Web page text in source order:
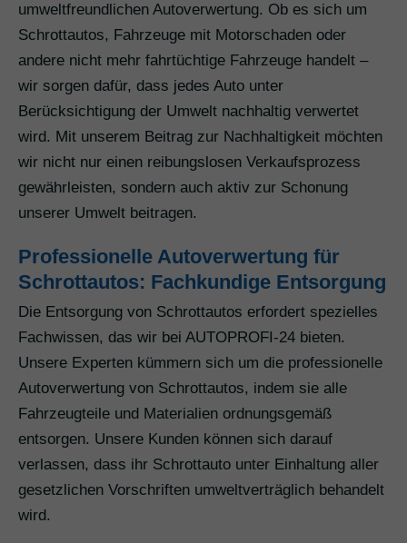
umweltfreundlichen Autoverwertung. Ob es sich um
Schrottautos, Fahrzeuge mit Motorschaden oder
andere nicht mehr fahrtüchtige Fahrzeuge handelt –
wir sorgen dafür, dass jedes Auto unter
Berücksichtigung der Umwelt nachhaltig verwertet
wird. Mit unserem Beitrag zur Nachhaltigkeit möchten
wir nicht nur einen reibungslosen Verkaufsprozess
gewährleisten, sondern auch aktiv zur Schonung
unserer Umwelt beitragen.
Professionelle Autoverwertung für
Schrottautos: Fachkundige Entsorgung
Die Entsorgung von Schrottautos erfordert spezielles
Fachwissen, das wir bei AUTOPROFI-24 bieten.
Unsere Experten kümmern sich um die professionelle
Autoverwertung von Schrottautos, indem sie alle
Fahrzeugteile und Materialien ordnungsgemäß
entsorgen. Unsere Kunden können sich darauf
verlassen, dass ihr Schrottauto unter Einhaltung aller
gesetzlichen Vorschriften umweltverträglich behandelt
wird.